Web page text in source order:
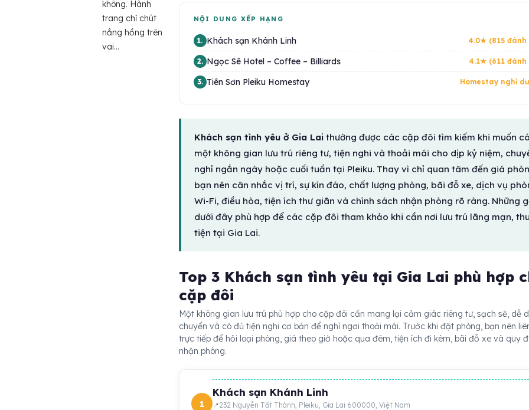
không. Hành
trang chỉ chút
nắng hồng trên
vai...
NỘI DUNG XẾP HẠNG
1. Khách sạn Khánh Linh 4.0★ (815 đánh
2. Ngọc Sê Hotel – Coffee – Billiards 4.1★ (611
3. Tiên Sơn Pleiku Homestay Homestay nghỉ
Khách sạn tình yêu ở Gia Laithường được các cặp đôi tìm kiếm khi muốn có
một không gian lưu trú riêng tư, tiện nghi và thoải mái cho dịp kỷ niệm,
nghỉ ngắn ngày hoặc cuối tuần tại Pleiku. Thay vì chỉ quan tâm đến giá
bạn nên cân nhắc vị trí, sự kín đáo, chất lượng phòng, bãi đỗ xe, dịch vụ
Wi-Fi, điều hòa, tiện ích thư giãn và chính sách nhận phòng rõ ràng. Những
dưới đây phù hợp để các cặp đôi tham khảo khi cần nơi lưu trú lãng mạn,
tiện tại Gia Lai.
Top 3 Khách sạn tình yêu tại Gia Lai phù hợp
cặp đôi
Một không gian lưu trú phù hợp cho cặp đôi cần mang lại cảm giác riêng tư, sạch sẽ, dễ
chuyển và có đủ tiện nghi cơ bản để nghỉ ngơi thoải mái. Trước khi đặt phòng, bạn nên
trực tiếp để hỏi loại phòng, giá theo giờ hoặc qua đêm, tiện ích đi kèm, bãi đỗ xe và quy
nhận phòng.
1
Khách sạn Khánh Linh
232 Nguyễn Tất Thành, Pleiku, Gia Lai 600000, Việt Nam